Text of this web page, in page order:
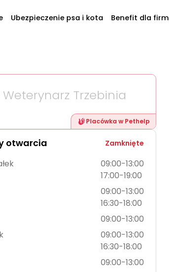
Ubezpieczenie psa i kota Benefit dla firm
Trzebinia
Placówka w Pethelp
otwarcia Zamknięte
09:00-13:00
17:00-19:00
09:00-13:00
16:30-18:00
09:00-13:00
09:00-13:00
16:30-18:00
09:00-13:00